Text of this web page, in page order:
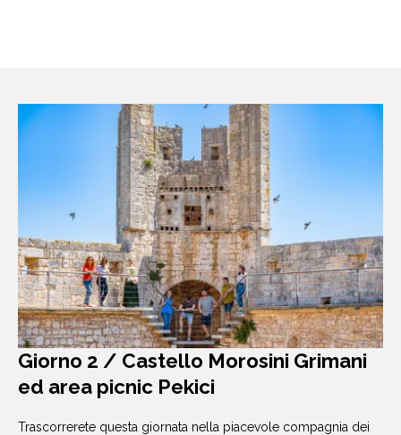
Giorno 2 / Castello Morosini Grimani
ed area picnic Pekici
Trascorrerete questa giornata nella piacevole compagnia dei